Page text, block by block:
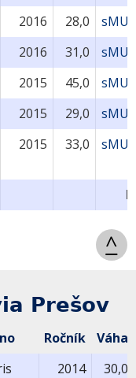
2016 28,0
2016 31,0
2015 45,0
2015 29,0
2015 33,0
^
Prešov
Ročník
Váha
2014
30,0